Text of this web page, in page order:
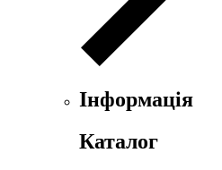
Інформація
Каталог